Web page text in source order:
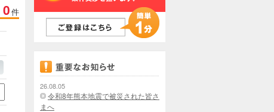
0件
26.08.05
令和8年熊本地震で被災された皆さ
まへ